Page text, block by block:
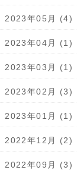
2023年05月 (4)
2023年04月 (1)
2023年03月 (1)
2023年02月 (3)
2023年01月 (1)
2022年12月 (2)
2022年09月 (3)